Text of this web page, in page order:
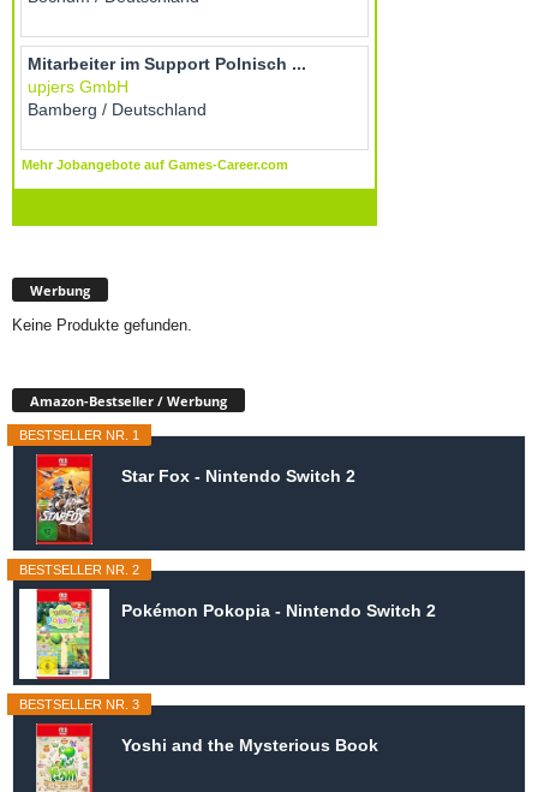
Werbung
Keine Produkte gefunden.
Amazon-Bestseller / Werbung
BESTSELLER NR. 1
Star Fox - Nintendo Switch 2
BESTSELLER NR. 2
Pokémon Pokopia - Nintendo Switch 2
BESTSELLER NR. 3
Yoshi and the Mysterious Book